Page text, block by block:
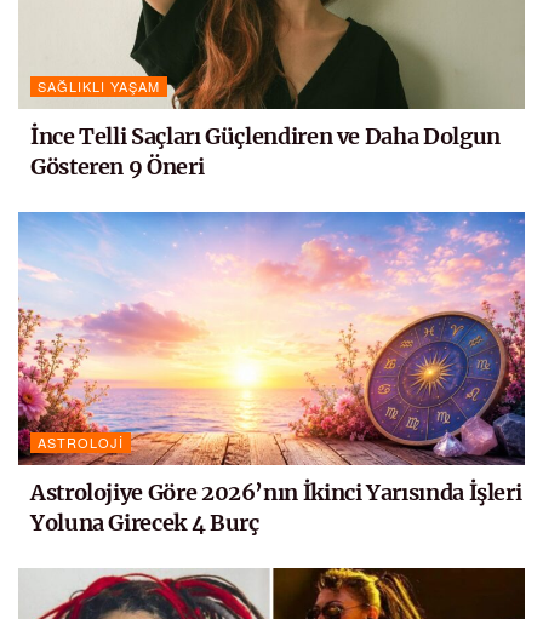
SAĞLIKLI YAŞAM
İnce Telli Saçları Güçlendiren ve Daha Dolgun
Gösteren 9 Öneri
ASTROLOJI
Astrolojiye Göre 2026’nın İkinci Yarısında İşleri
Yoluna Girecek 4 Burç